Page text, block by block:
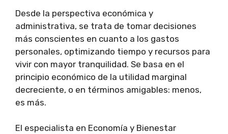
Desde la perspectiva económica y
administrativa, se trata de tomar decisiones
más conscientes en cuanto a los gastos
personales, optimizando tiempo y recursos para
vivir con mayor tranquilidad. Se basa en el
principio económico de la utilidad marginal
decreciente, o en términos amigables: menos,
es más.
El especialista en Economía y Bienestar